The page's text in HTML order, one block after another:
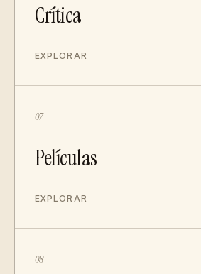
Crítica
EXPLORAR
07
Películas
EXPLORAR
08